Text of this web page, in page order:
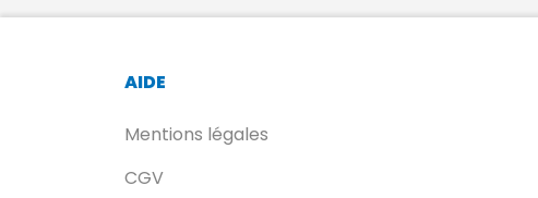
AIDE
Mentions légales
CGV